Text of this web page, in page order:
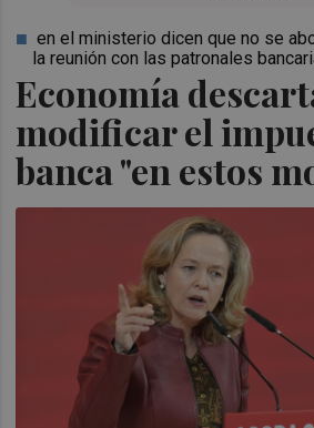
Economía
modificar el
banca "en estos
en el ministerio dicen que no se
la reunión con las patronales